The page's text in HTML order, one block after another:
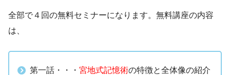
全部で４回の無料セミナーになります。無料講座の内容
は、
第一話・・・ 宮地式記憶術の特徴と全体像の紹介